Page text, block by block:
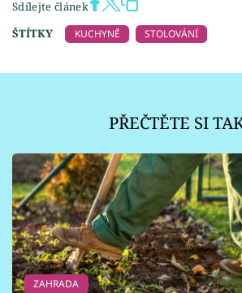
Sdílejte článek
ŠTÍTKY
KUCHYNĚ STOLOVÁNÍ
PŘEČTĚTE SI
ZAHRADA